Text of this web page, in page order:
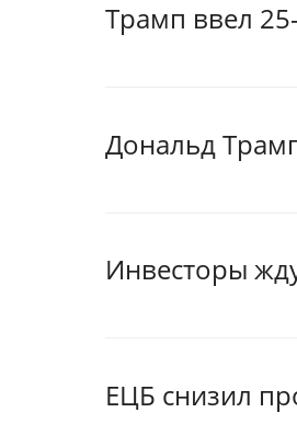
Трамп ввел
Дональд
Инвесторы
ЕЦБ снизил